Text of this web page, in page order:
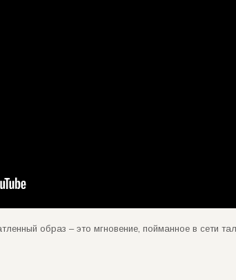
образ – это мгновение, пойманное в сети